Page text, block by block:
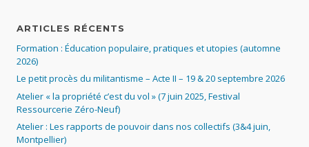
ARTICLES RÉCENTS
Formation : Éducation populaire, pratiques et utopies (automne
2026)
Le petit procès du militantisme – Acte II – 19 & 20 septembre 2026
Atelier « la propriété c’est du vol » (7 juin 2025, Festival
Ressourcerie Zéro-Neuf)
Atelier : Les rapports de pouvoir dans nos collectifs (3&4 juin,
Montpellier)